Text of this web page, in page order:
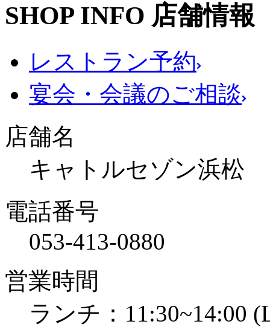
SHOP INFO 店舗情報
レストラン予約
宴会・会議のご相談
店舗名
キャトルセゾン浜松
電話番号
053-413-0880
営業時間
ランチ：11:30~14:00